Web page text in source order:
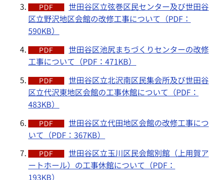
世田谷区立弦巻区民センター及び世田谷
区立野沢地区会館の改修工事について（PDF：
590KB）
世田谷区池尻まちづくりセンターの改修
工事について（PDF：471KB）
世田谷区立北沢南区民集会所及び世田谷
区立代沢東地区会館の工事休館について（PDF：
483KB）
世田谷区立代田地区会館の改修工事につ
いて（PDF：367KB）
世田谷区立玉川区民会館別館（上用賀ア
ートホール）の工事休館について（PDF：
193KB）